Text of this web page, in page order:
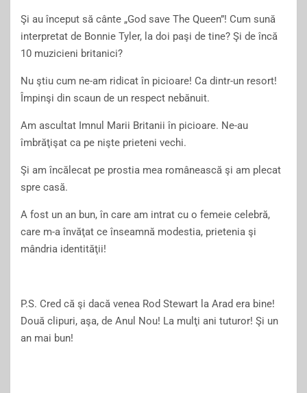
Şi au început să cânte „God save The Queen”! Cum sună
interpretat de Bonnie Tyler, la doi paşi de tine? Şi de încă
10 muzicieni britanici?
Nu ştiu cum ne-am ridicat în picioare! Ca dintr-un resort!
Împinşi din scaun de un respect nebănuit.
Am ascultat Imnul Marii Britanii în picioare. Ne-au
îmbrăţişat ca pe nişte prieteni vechi.
Şi am încălecat pe prostia mea românească şi am plecat
spre casă.
A fost un an bun, în care am intrat cu o femeie celebră,
care m-a învăţat ce înseamnă modestia, prietenia şi
mândria identităţii!
P.S. Cred că şi dacă venea Rod Stewart la Arad era bine!
Două clipuri, aşa, de Anul Nou! La mulţi ani tuturor! Şi un
an mai bun!